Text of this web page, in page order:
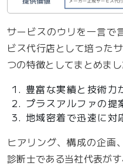
サービスのウリを一言で
ビス代行店として培った
つの特徴としてまとめまし
豊富な実績と技術力
プラスアルファの提
地域密着で迅速に対
ヒアリング、構成の企画
診断士である当社代表がす